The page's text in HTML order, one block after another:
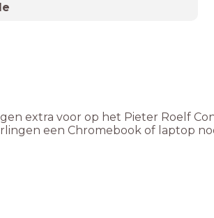
extra voor op het Pieter Roelf
een Chromebook of laptop